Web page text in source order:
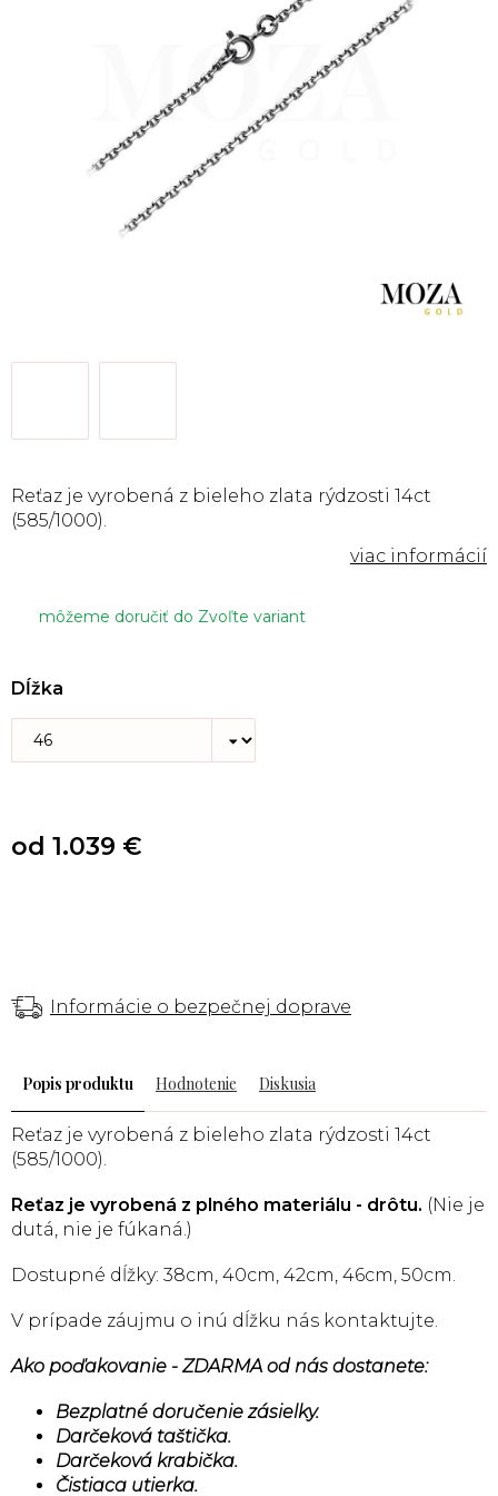
môžeme doručiť do Zvoľte variant
Dĺžka
Reťaz je vyrobená z bieleho zlata rýdzosti 14ct
(585/1000).
Informácie o bezpečnej doprave
od 1.039 €
Popis Hodnotenie Diskusia
Reťaz je vyrobená z bieleho zlata rýdzosti 14ct
(585/1000).
Reťaz je vyrobená z plného materiálu - drôtu. (Nie je
dutá, nie je fúkaná.)
Dostupné dĺžky: 38cm, 40cm, 42cm, 46cm, 50cm.
V prípade záujmu o inú dĺžku nás kontaktujte.
Ako poďakovanie - ZDARMA od nás dostanete:
Bezplatné doručenie zásielky.
Darčeková taštička.
Darčeková krabička.
Čistiaca utierka.